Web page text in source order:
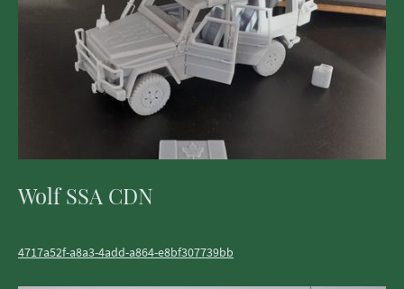
Wolf SSA CDN
4717a52f-a8a3-4add-a864-e8bf307739bb